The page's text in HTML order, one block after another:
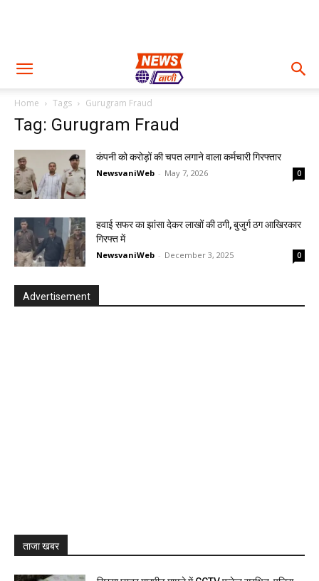
Home Tags Gurugram Fraud
Tag: Gurugram Fraud
कंपनी को करोड़ों की चपत लगाने वाला कर्मचारी गिरफ्तार
NewsvaniWeb - May 7, 2026 0
हवाई सफर का झांसा देकर लाखों की ठगी, बुजुर्ग ठग आखिरकार
गिरफ्त में
NewsvaniWeb - December 3, 2025 0
Advertisement
ताजा खबर